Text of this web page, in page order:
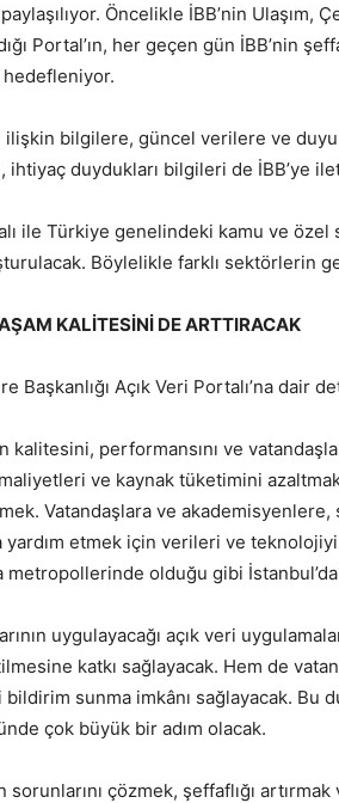
Öncelikle İBB’nin Ulaşım,
Portal’ın, her geçen gün İBB’nin
ilişkin bilgilere, güncel verilere ve
duydukları bilgileri de İBB’ye
ile Türkiye genelindeki kamu ve özel
Böylelikle farklı sektörlerin
KALİTESİNİ DE ARTTIRACAK
Başkanlığı Açık Veri Portalı’na dair
kalitesini, performansını ve
ve kaynak tüketimini
Vatandaşlara ve
etmek için verileri ve teknolojiyi
metropollerinde olduğu gibi
uygulayacağı açık veri
katkı sağlayacak. Hem de
sunma imkânı sağlayacak. Bu
çok büyük bir adım olacak.
sorunlarını çözmek, şeffaflığı